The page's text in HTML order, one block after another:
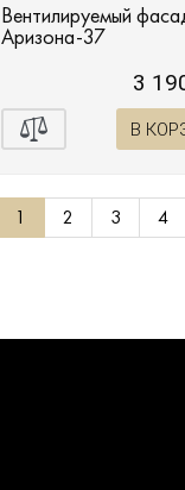
Вентилируемый
Аризона-37
3
В
1 2 3 4